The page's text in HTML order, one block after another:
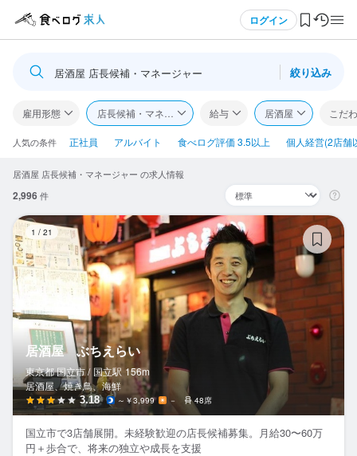
ログイン
ログイン・無料会員登録
食べログ求人TOP
求人検索
閲覧履歴
気になる求人
検索履歴・保存した条件
応募履歴
WEB履歴書
スカウト・メルマガ受信設定
居酒屋 店長候補・マネージャー 絞り込み
雇用形態 店長候補・マネージャー 給与 居酒屋 こだ
人気の条件 正社員 アルバイト 食べログ評価 3.5以上 個人経営(2店舗
居酒屋 店長候補・マネージャー の求人情報
2,996件
1 / 21
居酒屋 ぶちえらい
東京都 国立市 / 国立駅 156m
居酒屋、焼き鳥、海鮮
3.18 ～￥3,999 － 48席
国立市で3店舗展開。未経験歓迎の店長候補募集。月給30〜60万
円＋歩合で、将来の独立や成長を支援